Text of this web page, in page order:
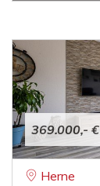
369.000,- €
Herne